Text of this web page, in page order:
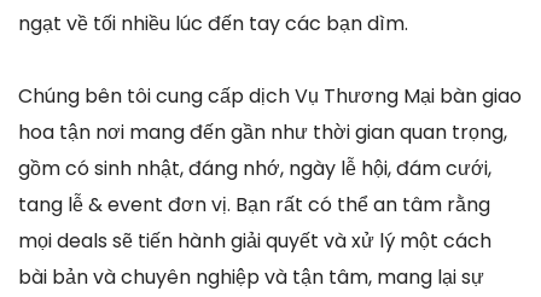
ngạt về tối nhiều lúc đến tay các bạn dìm.
Chúng bên tôi cung cấp dịch Vụ Thương Mại bàn giao
hoa tận nơi mang đến gần như thời gian quan trọng,
gồm có sinh nhật, đáng nhớ, ngày lễ hội, đám cưới,
tang lễ & event đơn vị. Bạn rất có thể an tâm rằng
mọi deals sẽ tiến hành giải quyết và xử lý một cách
bài bản và chuyên nghiệp và tận tâm, mang lại sự